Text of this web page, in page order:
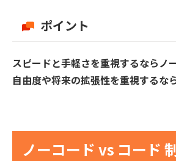
ポイント
スピードと手軽さを重視するならノ
自由度や将来の拡張性を重視するな
ノーコード vs コード